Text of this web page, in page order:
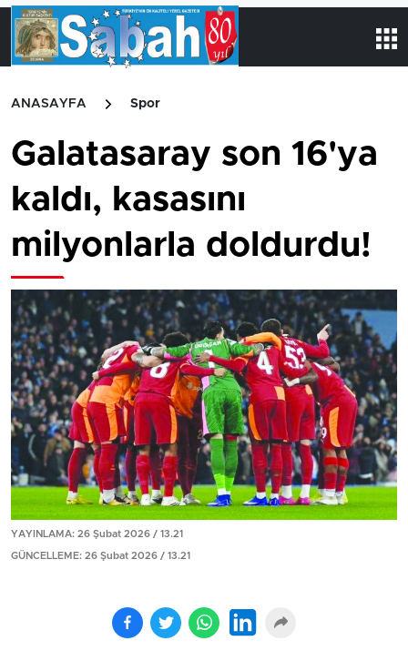
ANASAYFA Spor
Galatasaray son 16'ya
kaldı, kasasını
milyonlarla doldurdu!
YAYINLAMA: 26 Şubat 2026 / 13.21
GÜNCELLEME: 26 Şubat 2026 / 13.21